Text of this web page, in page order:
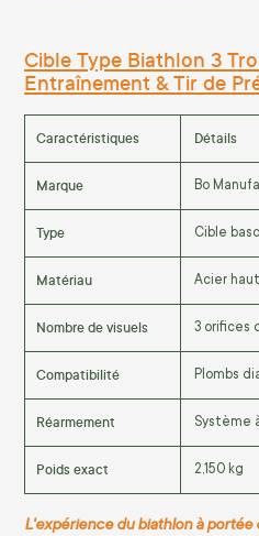
Cible Type Biathlon 3
Entraînement & Tir de
Caractéristiques Détails
Marque Bo
Type Cible
Matériau Acier
Nombre de visuels 3 orifices
Compatibilité Plombs
Réarmement Système
Poids exact 2,150 kg
L'expérience du biathlon à portée